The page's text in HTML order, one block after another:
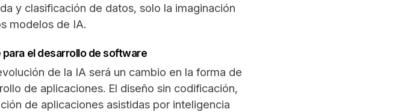
y clasificación de datos, solo la imaginación
modelos de IA.
el desarrollo de software
de la IA será un cambio en la forma de
de aplicaciones. El diseño sin codificación,
de aplicaciones asistidas por inteligencia